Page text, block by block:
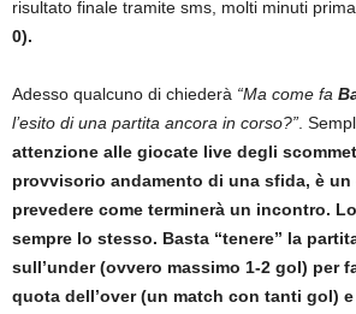
risultato finale tramite sms, molti minuti
0).
Adesso qualcuno di chiederà “Ma come fa
l’esito di una partita ancora in corso?”.
attenzione alle giocate live degli
provvisorio andamento di una sfida, è un
prevedere come terminerà un incontro.
sempre lo stesso. Basta “tenere” la
sull’under (ovvero massimo 1-2 gol) per
quota dell’over (un match con tanti gol)